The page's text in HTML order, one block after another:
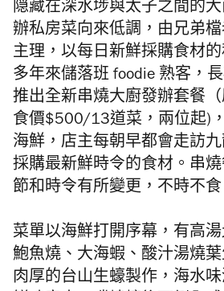
隠藏在深水埗與太子之間的
辦私房菜向來低調， 由兄弟
主理， 以每日新鮮採購食材的
多年來儲落班 foodie 熟客，
推出全新串燒大廚發辦套餐
食價$500/13道菜，兩位起)
海鮮， 店主每朝早都會走訪九
採購最新鮮時令的食材。串
節和時令有所變更，不時不食
菜單以海鮮打開序幕，有高
鮑魚燒、大海蝦、酸汁湯燒
肉厚的台山生蠔製作，海水